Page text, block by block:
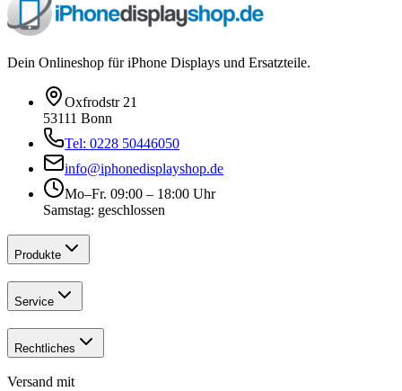
Dein Onlineshop für iPhone Displays und Ersatzteile.
Oxfrodstr 21
53111 Bonn
Tel: 0228 50446050
info@iphonedisplayshop.de
Mo–Fr. 09:00 – 18:00 Uhr
Samstag: geschlossen
Produkte
Service
Rechtliches
Versand mit